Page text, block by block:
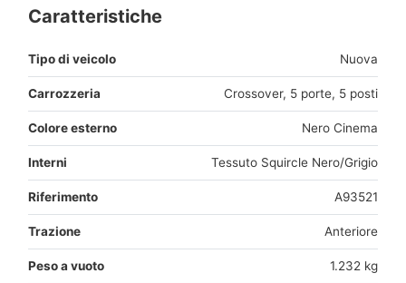
Caratteristiche
Tipo di veicolo Nuova
Carrozzeria Crossover, 5 porte, 5 posti
Colore esterno Nero Cinema
Interni Tessuto Squircle Nero/Grigio
Riferimento A93521
Trazione Anteriore
Peso a vuoto 1.232 kg